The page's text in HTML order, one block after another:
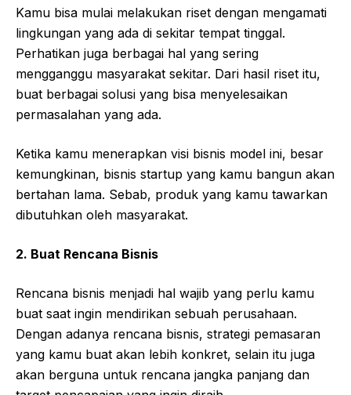
Kamu bisa mulai melakukan riset dengan mengamati
lingkungan yang ada di sekitar tempat tinggal.
Perhatikan juga berbagai hal yang sering
mengganggu masyarakat sekitar. Dari hasil riset itu,
buat berbagai solusi yang bisa menyelesaikan
permasalahan yang ada.
Ketika kamu menerapkan visi bisnis model ini, besar
kemungkinan, bisnis startup yang kamu bangun akan
bertahan lama. Sebab, produk yang kamu tawarkan
dibutuhkan oleh masyarakat.
2. Buat Rencana Bisnis
Rencana bisnis menjadi hal wajib yang perlu kamu
buat saat ingin mendirikan sebuah perusahaan.
Dengan adanya rencana bisnis, strategi pemasaran
yang kamu buat akan lebih konkret, selain itu juga
akan berguna untuk rencana jangka panjang dan